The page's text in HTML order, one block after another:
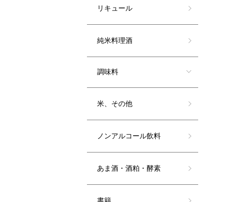
リキュール
純米料理酒
調味料
米、その他
ノンアルコール飲料
あま酒・酒粕・酵素